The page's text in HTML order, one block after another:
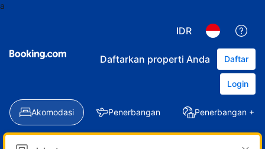
a
IDR
Daftarkan properti Anda Daftar
Login
Akomodasi Penerbangan Penerbangan +